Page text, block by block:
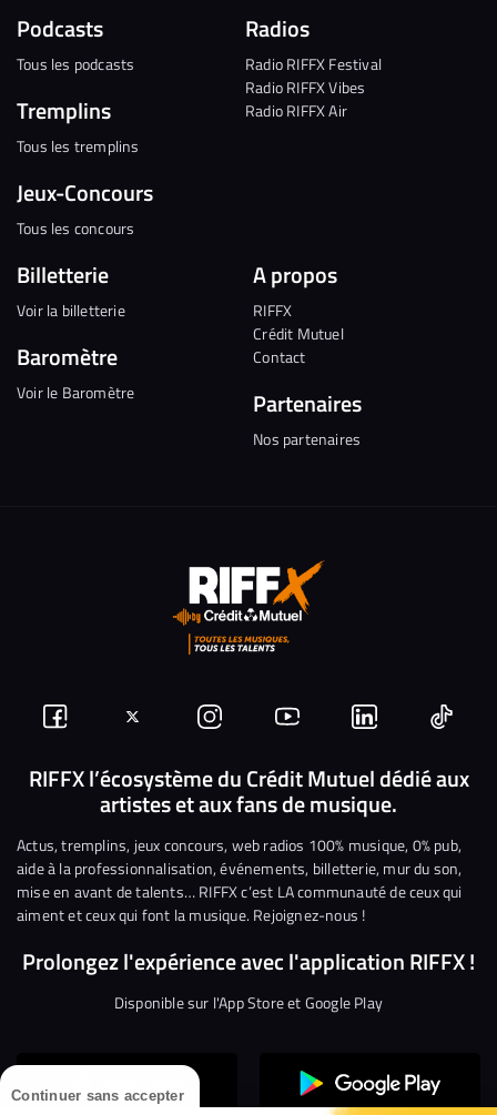
Continuer sans accepter
Podcasts
Tous les podcasts
Tremplins
Tous les tremplins
Jeux-Concours
Tous les concours
Radios
Radio RIFFX Festival
Radio RIFFX Vibes
Radio RIFFX Air
Billetterie
Voir la billetterie
Baromètre
Voir le Baromètre
A propos
RIFFX
Crédit Mutuel
Contact
Partenaires
Nos partenaires
Suivez-
nous
Facebook
Suivez-
nous
sur
Twitter
Nous
rejoindre
sur
Instagram
Nous
rejoindre
sur
YouTube
Nous
rejoindre
sur
Linkedin
Nous
RIFFX l’écosystème du Crédit Mutuel dédié aux
artistes et aux fans de musique.
Actus, tremplins, jeux concours, web radios 100% musique, 0% pub,
aide à la professionnalisation, événements, billetterie, mur du son,
mise en avant de talents… RIFFX c’est LA communauté de ceux qui
aiment et ceux qui font la musique. Rejoignez-nous !
Prolongez l'expérience avec l'application RIFFX !
Disponible sur l'App Store et Google Play